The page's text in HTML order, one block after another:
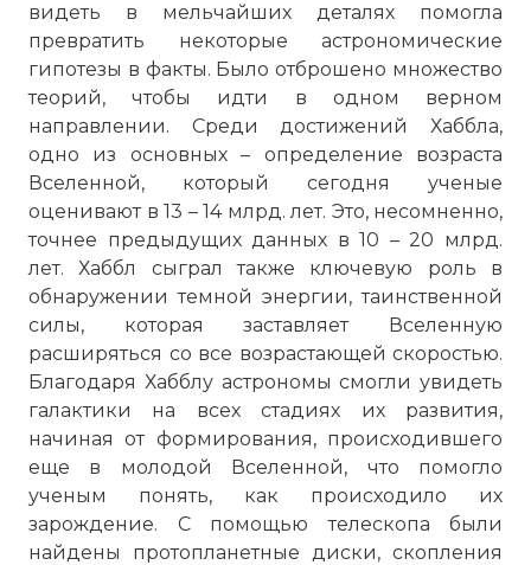
видеть в мельчайших деталях помогла
превратить некоторые астрономические
гипотезы в факты. Было отброшено множество
теорий, чтобы идти в одном верном
направлении. Среди достижений Хаббла,
одно из основных – определение возраста
Вселенной, который сегодня ученые
оценивают в 13 – 14 млрд. лет. Это, несомненно,
точнее предыдущих данных в 10 – 20 млрд.
лет. Хаббл сыграл также ключевую роль в
обнаружении темной энергии, таинственной
силы, которая заставляет Вселенную
расширяться со все возрастающей скоростью.
Благодаря Хабблу астрономы смогли увидеть
галактики на всех стадиях их развития,
начиная от формирования, происходившего
еще в молодой Вселенной, что помогло
ученым понять, как происходило их
зарождение. С помощью телескопа были
найдены протопланетные диски, скопления